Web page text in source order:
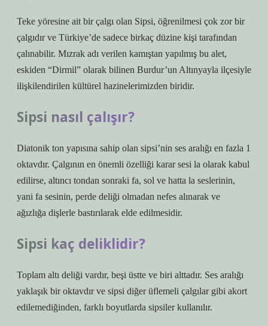
Teke yöresine ait bir çalgı olan Sipsi, öğrenilmesi çok zor bir
çalgıdır ve Türkiye’de sadece birkaç düzine kişi tarafından
çalınabilir. Mızrak adı verilen kamıştan yapılmış bu alet,
eskiden “Dirmil” olarak bilinen Burdur’un Altınyayla ilçesiyle
ilişkilendirilen kültürel hazinelerimizden biridir.
Sipsi nasıl çalışır?
Diatonik ton yapısına sahip olan sipsi’nin ses aralığı en fazla 1
oktavdır. Çalgının en önemli özelliği karar sesi la olarak kabul
edilirse, altıncı tondan sonraki fa, sol ve hatta la seslerinin,
yani fa sesinin, perde deliği olmadan nefes alınarak ve
ağızlığa dişlerle bastırılarak elde edilmesidir.
Sipsi kaç deliklidir?
Toplam altı deliği vardır, beşi üstte ve biri alttadır. Ses aralığı
yaklaşık bir oktavdır ve sipsi diğer üflemeli çalgılar gibi akort
edilemediğinden, farklı boyutlarda sipsiler kullanılır.